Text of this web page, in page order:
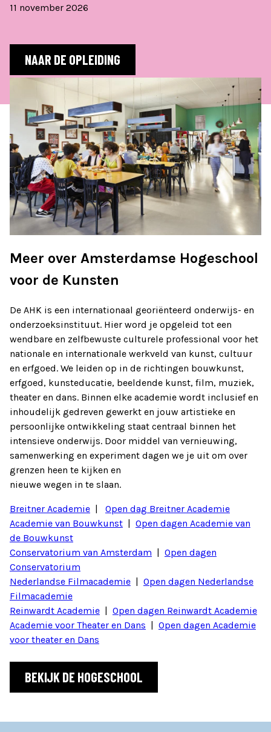
11 november 2026
NAAR DE OPLEIDING
Meer over Amsterdamse Hogeschool
voor de Kunsten
De AHK is een internationaal georiënteerd onderwijs- en
onderzoeksinstituut. Hier word je opgeleid tot een
wendbare en zelfbewuste culturele professional voor het
nationale en internationale werkveld van kunst, cultuur
en erfgoed. We leiden op in de richtingen bouwkunst,
erfgoed, kunsteducatie, beeldende kunst, film, muziek,
theater en dans. Binnen elke academie wordt inclusief en
inhoudelijk gedreven gewerkt en jouw artistieke en
persoonlijke ontwikkeling staat centraal binnen het
intensieve onderwijs. Door middel van vernieuwing,
samenwerking en experiment dagen we je uit om over
grenzen heen te kijken en
nieuwe wegen in te slaan.
Breitner Academie | Open dag Breitner Academie
Academie van Bouwkunst | Open dagen Academie van
de Bouwkunst
Conservatorium van Amsterdam | Open dagen
Conservatorium
Nederlandse Filmacademie | Open dagen Nederlandse
Filmacademie
Reinwardt Academie | Open dagen Reinwardt Academie
Academie voor Theater en Dans | Open dagen Academie
voor theater en Dans
BEKIJK DE HOGESCHOOL